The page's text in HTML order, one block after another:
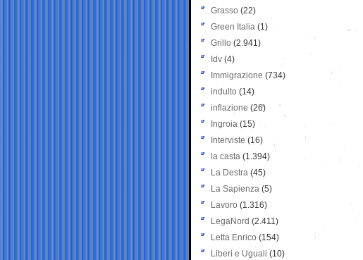
Grasso (22)
Green Italia (1)
Grillo (2.941)
Idv (4)
Immigrazione (734)
indulto (14)
inflazione (26)
Ingroia (15)
Interviste (16)
la casta (1.394)
La Destra (45)
La Sapienza (5)
Lavoro (1.316)
LegaNord (2.411)
Letta Enrico (154)
Liberi e Uguali (10)